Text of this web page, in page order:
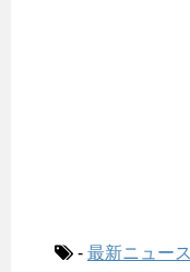
- 最新ニュース